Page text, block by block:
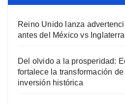
Reino Unido lanza
antes del México vs
Del olvido a la prosperidad:
fortalece la transformación
inversión histórica